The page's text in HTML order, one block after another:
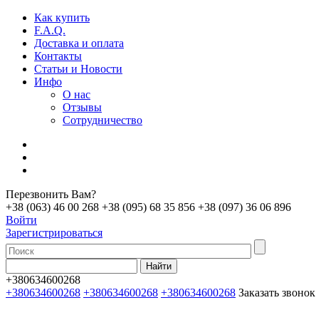
Как купить
F.A.Q.
Доставка и оплата
Контакты
Статьи и Новости
Инфо
О нас
Отзывы
Сотрудничество
Перезвонить Вам?
+38 (063) 46 00 268 +38 (095) 68 35 856 +38 (097) 36 06 896
Войти
Зарегистрироваться
+380634600268
+380634600268 +380634600268 +380634600268 Заказать звонок